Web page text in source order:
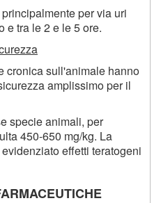
per via uri
e tra le 2 e le 5 ore.
cronica sull'animale hanno
amplissimo per il
specie animali, per
450-650 mg/kg. La
effetti teratogeni